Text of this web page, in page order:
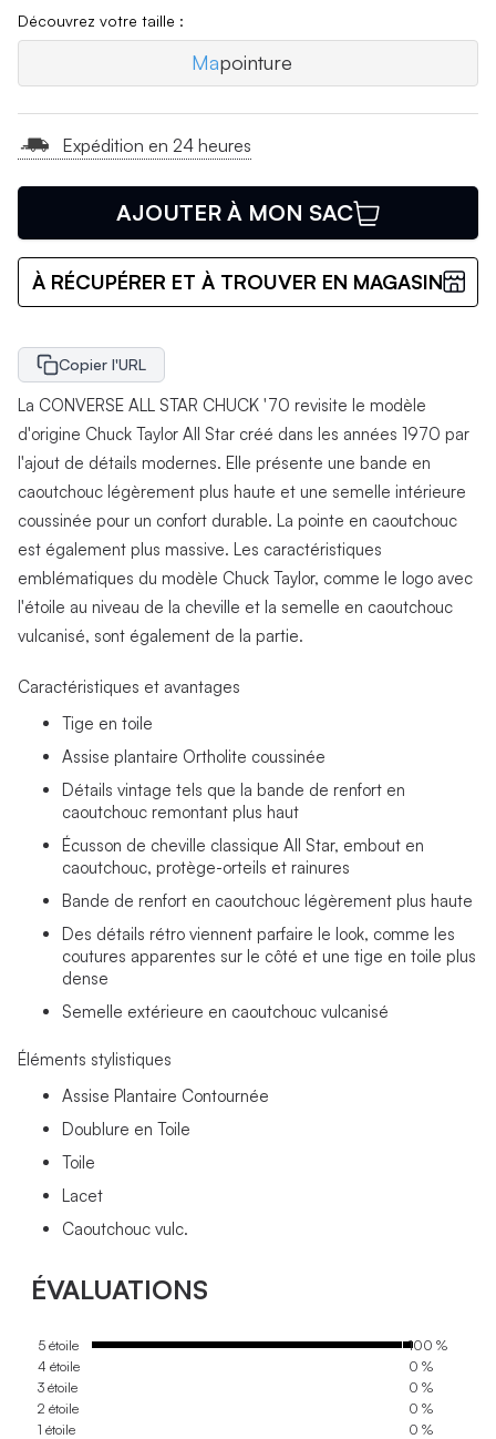
Découvrez votre taille :
Mapointure
Expédition en 24 heures
AJOUTER À MON SAC
À RÉCUPÉRER ET À TROUVER EN MAGASIN
Copier l'URL
La CONVERSE ALL STAR CHUCK '70 revisite le modèle
d'origine Chuck Taylor All Star créé dans les années 1970 par
l'ajout de détails modernes. Elle présente une bande en
caoutchouc légèrement plus haute et une semelle intérieure
coussinée pour un confort durable. La pointe en caoutchouc
est également plus massive. Les caractéristiques
emblématiques du modèle Chuck Taylor, comme le logo avec
l'étoile au niveau de la cheville et la semelle en caoutchouc
vulcanisé, sont également de la partie.
Caractéristiques et avantages
Tige en toile
Assise plantaire Ortholite coussinée
Détails vintage tels que la bande de renfort en
caoutchouc remontant plus haut
Écusson de cheville classique All Star, embout en
caoutchouc, protège-orteils et rainures
Bande de renfort en caoutchouc légèrement plus haute
Des détails rétro viennent parfaire le look, comme les
coutures apparentes sur le côté et une tige en toile plus
dense
Semelle extérieure en caoutchouc vulcanisé
Éléments stylistiques
Assise Plantaire Contournée
Doublure en Toile
Toile
Lacet
Caoutchouc vulc.
ÉVALUATIONS
5 étoile
100 %
4 étoile
0 %
3 étoile
0 %
2 étoile
0 %
1 étoile
0 %